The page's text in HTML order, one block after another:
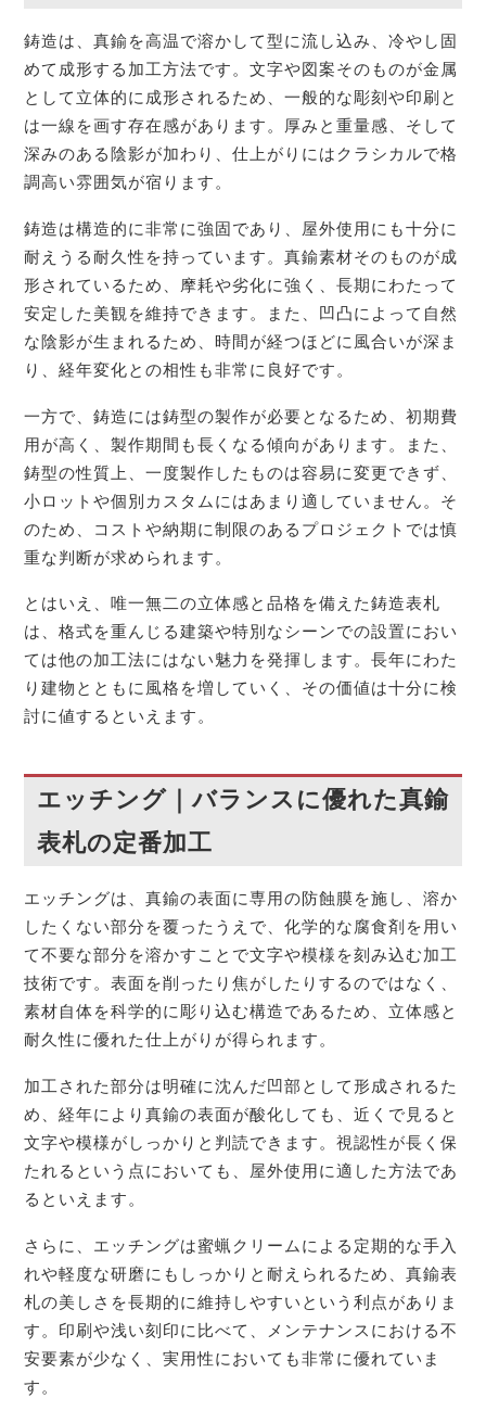
鋳造は、真鍮を高温で溶かして型に流し込み、冷やし固
めて成形する加工方法です。文字や図案そのものが金属
として立体的に成形されるため、一般的な彫刻や印刷と
は一線を画す存在感があります。厚みと重量感、そして
深みのある陰影が加わり、仕上がりにはクラシカルで格
調高い雰囲気が宿ります。
鋳造は構造的に非常に強固であり、屋外使用にも十分に
耐えうる耐久性を持っています。真鍮素材そのものが成
形されているため、摩耗や劣化に強く、長期にわたって
安定した美観を維持できます。また、凹凸によって自然
な陰影が生まれるため、時間が経つほどに風合いが深ま
り、経年変化との相性も非常に良好です。
一方で、鋳造には鋳型の製作が必要となるため、初期費
用が高く、製作期間も長くなる傾向があります。また、
鋳型の性質上、一度製作したものは容易に変更できず、
小ロットや個別カスタムにはあまり適していません。そ
のため、コストや納期に制限のあるプロジェクトでは慎
重な判断が求められます。
とはいえ、唯一無二の立体感と品格を備えた鋳造表札
は、格式を重んじる建築や特別なシーンでの設置におい
ては他の加工法にはない魅力を発揮します。長年にわた
り建物とともに風格を増していく、その価値は十分に検
討に値するといえます。
エッチング｜バランスに優れた真鍮
表札の定番加工
エッチングは、真鍮の表面に専用の防蝕膜を施し、溶か
したくない部分を覆ったうえで、化学的な腐食剤を用い
て不要な部分を溶かすことで文字や模様を刻み込む加工
技術です。表面を削ったり焦がしたりするのではなく、
素材自体を科学的に彫り込む構造であるため、立体感と
耐久性に優れた仕上がりが得られます。
加工された部分は明確に沈んだ凹部として形成されるた
め、経年により真鍮の表面が酸化しても、近くで見ると
文字や模様がしっかりと判読できます。視認性が長く保
たれるという点においても、屋外使用に適した方法であ
るといえます。
さらに、エッチングは蜜蝋クリームによる定期的な手入
れや軽度な研磨にもしっかりと耐えられるため、真鍮表
札の美しさを長期的に維持しやすいという利点がありま
す。印刷や浅い刻印に比べて、メンテナンスにおける不
安要素が少なく、実用性においても非常に優れていま
す。